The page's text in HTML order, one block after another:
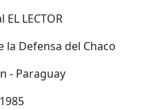
EL LECTOR
la Defensa del Chaco
- Paraguay
1985